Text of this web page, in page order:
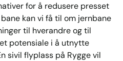
for å redusere presset
kan vi få til om jernbane
til hverandre og til
potensiale i å utnytte
sivil flyplass på Rygge vil